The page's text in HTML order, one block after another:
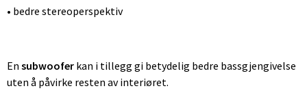
• bedre stereoperspektiv
En subwoofer kan i tillegg gi betydelig bedre bassgjengivelse
uten å påvirke resten av interiøret.